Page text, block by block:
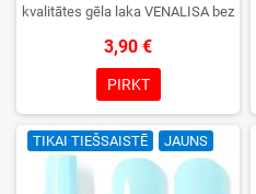
kvalitātes gēla laka VENALISA bez
krāsu izvēle, lieliska sacietēšana
UV/LED lampās un ilgstoša
noturība. Katrs flakons iepakots
kastītē – pirmo reizi to atvērsiet
tikai jūs.
3,90 €
PIRKT
TIKAI TIEŠSAISTĒ JAUNS